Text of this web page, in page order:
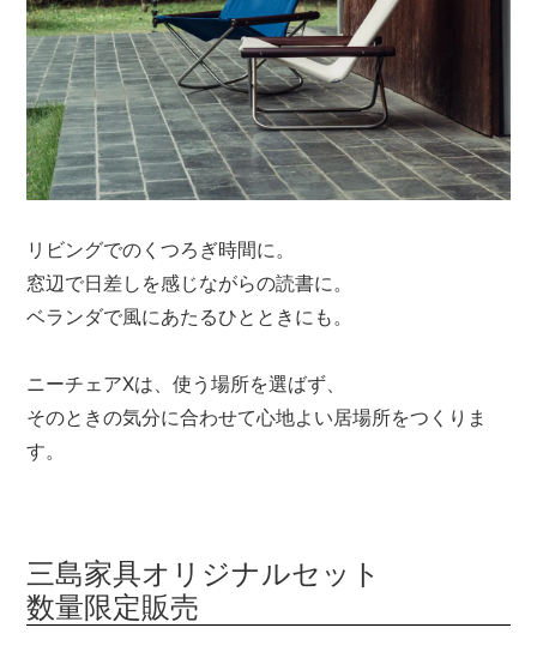
リビングでのくつろぎ時間に。
窓辺で日差しを感じながらの読書に。
ベランダで風にあたるひとときにも。
ニーチェアXは、使う場所を選ばず、
そのときの気分に合わせて心地よい居場所をつくりま
す。
三島家具オリジナルセット
数量限定販売